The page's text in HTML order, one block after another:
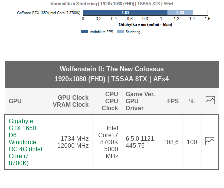
Wolfenstein II: The New Colossus
1920x1080 (FHD) | TSSAA 8TX | AFx4
GPU
GPU Clock
VRAM Clock
CPU
CPU
Clock
Game Ver.
GPU
Driver
FPS %
Gigabyte
GTX 1650
D6
Windforce
OC 4G (Intel
Core i7
8700K)
1734 MHz
12000 MHz
Intel
Core i7
8700K
5000
MHz
6.5.0.1121
445.75
108,6 100